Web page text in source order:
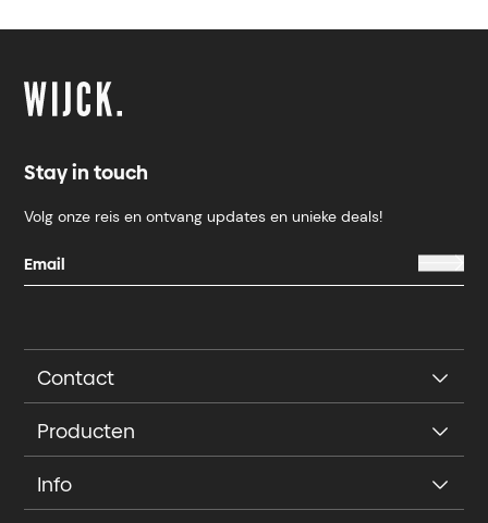
Stay in touch
Volg onze reis en ontvang updates en unieke deals!
Contact
Producten
Info